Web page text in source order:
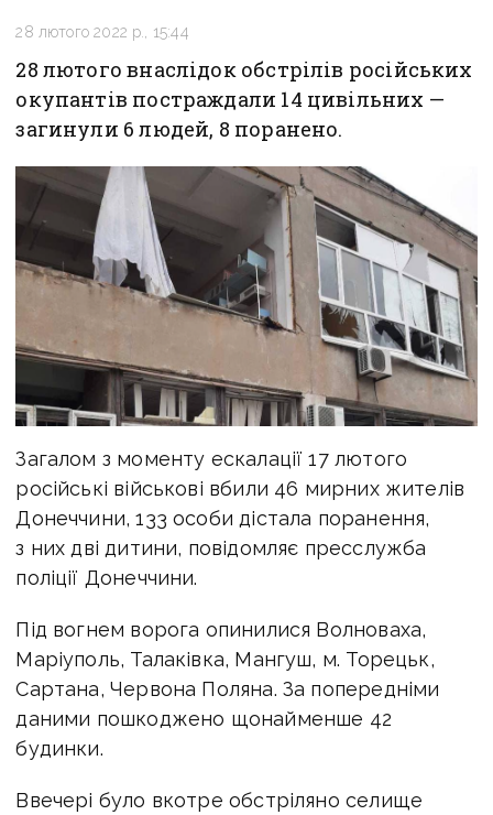
28 лютого 2022 р., 15:44
28 лютого внаслідок обстрілів російських
окупантів постраждали 14 цивільних —
загинули 6 людей, 8 поранено.
Загалом з моменту ескалації 17 лютого
російські військові вбили 46 мирних жителів
Донеччини, 133 особи дістала поранення,
з них дві дитини, повідомляє пресслужба
поліції Донеччини.
Під вогнем ворога опинилися Волноваха,
Маріуполь, Талаківка, Мангуш, м. Торецьк,
Сартана, Червона Поляна. За попередніми
даними пошкоджено щонайменше 42
будинки.
Ввечері було вкотре обстріляно селище